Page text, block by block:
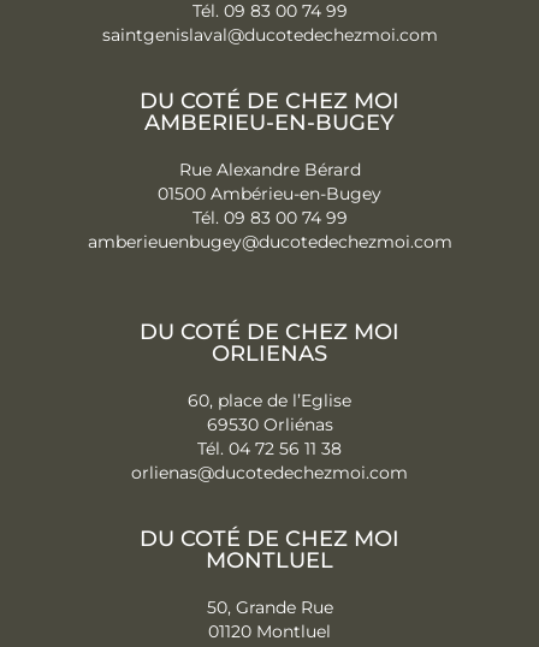
Tél. 09 83 00 74 99
saintgenislaval@ducotedechezmoi.com
DU COTÉ DE CHEZ MOI
AMBERIEU-EN-BUGEY
Rue Alexandre Bérard
01500 Ambérieu-en-Bugey
Tél. 09 83 00 74 99
amberieuenbugey@ducotedechezmoi.com
DU COTÉ DE CHEZ MOI
ORLIENAS
60, place de l’Eglise
69530 Orliénas
Tél. 04 72 56 11 38
orlienas@ducotedechezmoi.com
DU COTÉ DE CHEZ MOI
MONTLUEL
50, Grande Rue
01120 Montluel